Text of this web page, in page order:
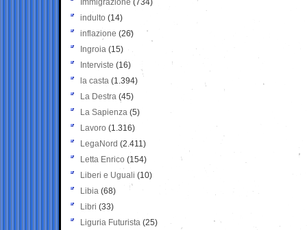
Immigrazione (734)
indulto (14)
inflazione (26)
Ingroia (15)
Interviste (16)
la casta (1.394)
La Destra (45)
La Sapienza (5)
Lavoro (1.316)
LegaNord (2.411)
Letta Enrico (154)
Liberi e Uguali (10)
Libia (68)
Libri (33)
Liguria Futurista (25)